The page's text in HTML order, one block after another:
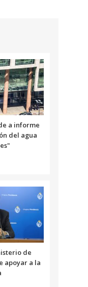
a informe
del agua
de
apoyar a la